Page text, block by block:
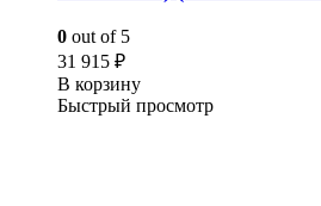
0 out of 5
31 915 ₽
В корзину
Быстрый просмотр